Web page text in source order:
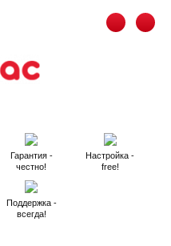
Гарантия -
честно!
Настройка -
free!
Поддержка -
всегда!